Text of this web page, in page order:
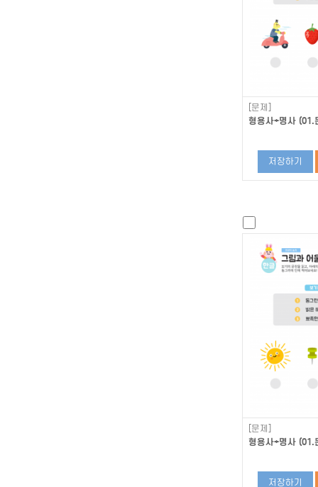
[문제]
형용사+명사 (01.
저장하기
[문제]
형용사+명사 (01.
저장하기